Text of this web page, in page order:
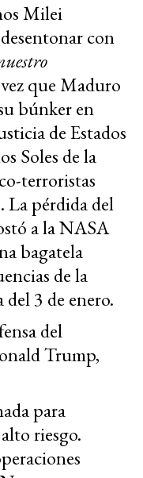
Milei
con
que Maduro
búnker en
de Estados
Soles de la
terroristas
pérdida del
a la NASA
bagatela
de la
3 de enero.
del
Trump,
para
riesgo.